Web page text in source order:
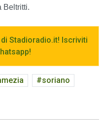
Beltritti.
Stadioradio.it! Iscriviti
soriano